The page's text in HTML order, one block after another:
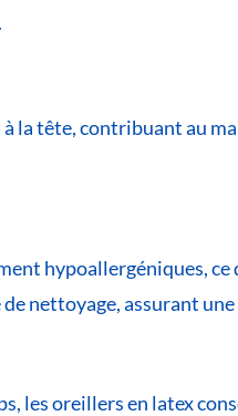
la tête, contribuant au
hypoallergéniques,
nettoyage, assurant
les oreillers en latex